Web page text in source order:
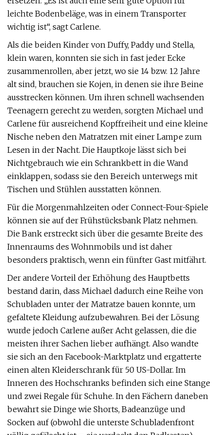
leichte Bodenbeläge, was in einem Transporter
wichtig ist“, sagt Carlene.
Als die beiden Kinder von Duffy, Paddy und Stella,
klein waren, konnten sie sich in fast jeder Ecke
zusammenrollen, aber jetzt, wo sie 14 bzw. 12 Jahre
alt sind, brauchen sie Kojen, in denen sie ihre Beine
ausstrecken können. Um ihren schnell wachsenden
Teenagern gerecht zu werden, sorgten Michael und
Carlene für ausreichend Kopffreiheit und eine kleine
Nische neben den Matratzen mit einer Lampe zum
Lesen in der Nacht. Die Hauptkoje lässt sich bei
Nichtgebrauch wie ein Schrankbett in die Wand
einklappen, sodass sie den Bereich unterwegs mit
Tischen und Stühlen ausstatten können.
Für die Morgenmahlzeiten oder Connect-Four-Spiele
können sie auf der Frühstücksbank Platz nehmen.
Die Bank erstreckt sich über die gesamte Breite des
Innenraums des Wohnmobils und ist daher
besonders praktisch, wenn ein fünfter Gast mitfährt.
Der andere Vorteil der Erhöhung des Hauptbetts
bestand darin, dass Michael dadurch eine Reihe von
Schubladen unter der Matratze bauen konnte, um
gefaltete Kleidung aufzubewahren. Bei der Lösung
wurde jedoch Carlene außer Acht gelassen, die die
meisten ihrer Sachen lieber aufhängt. Also wandte
sie sich an den Facebook-Marktplatz und ergatterte
einen alten Kleiderschrank für 50 US-Dollar. Im
Inneren des Hochschranks befinden sich eine Stange
und zwei Regale für Schuhe. In den Fächern daneben
bewahrt sie Dinge wie Shorts, Badeanzüge und
Socken auf (obwohl die unterste Schubladenfront